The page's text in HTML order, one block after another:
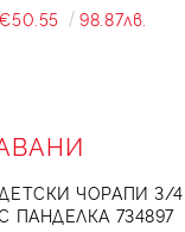
98.87лв.
ДЕТСКИ ЧОРАПИ 3/
ПАНДЕЛКА 734897